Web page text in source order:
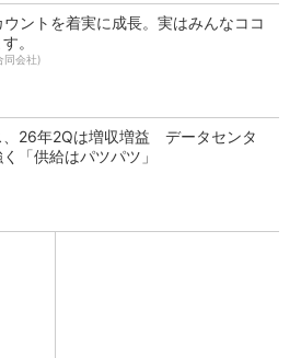
ウントを着実に成長。実はみんなココ
。
同会社)
、26年2Qは増収増益 データセンタ
「供給はパツパツ」